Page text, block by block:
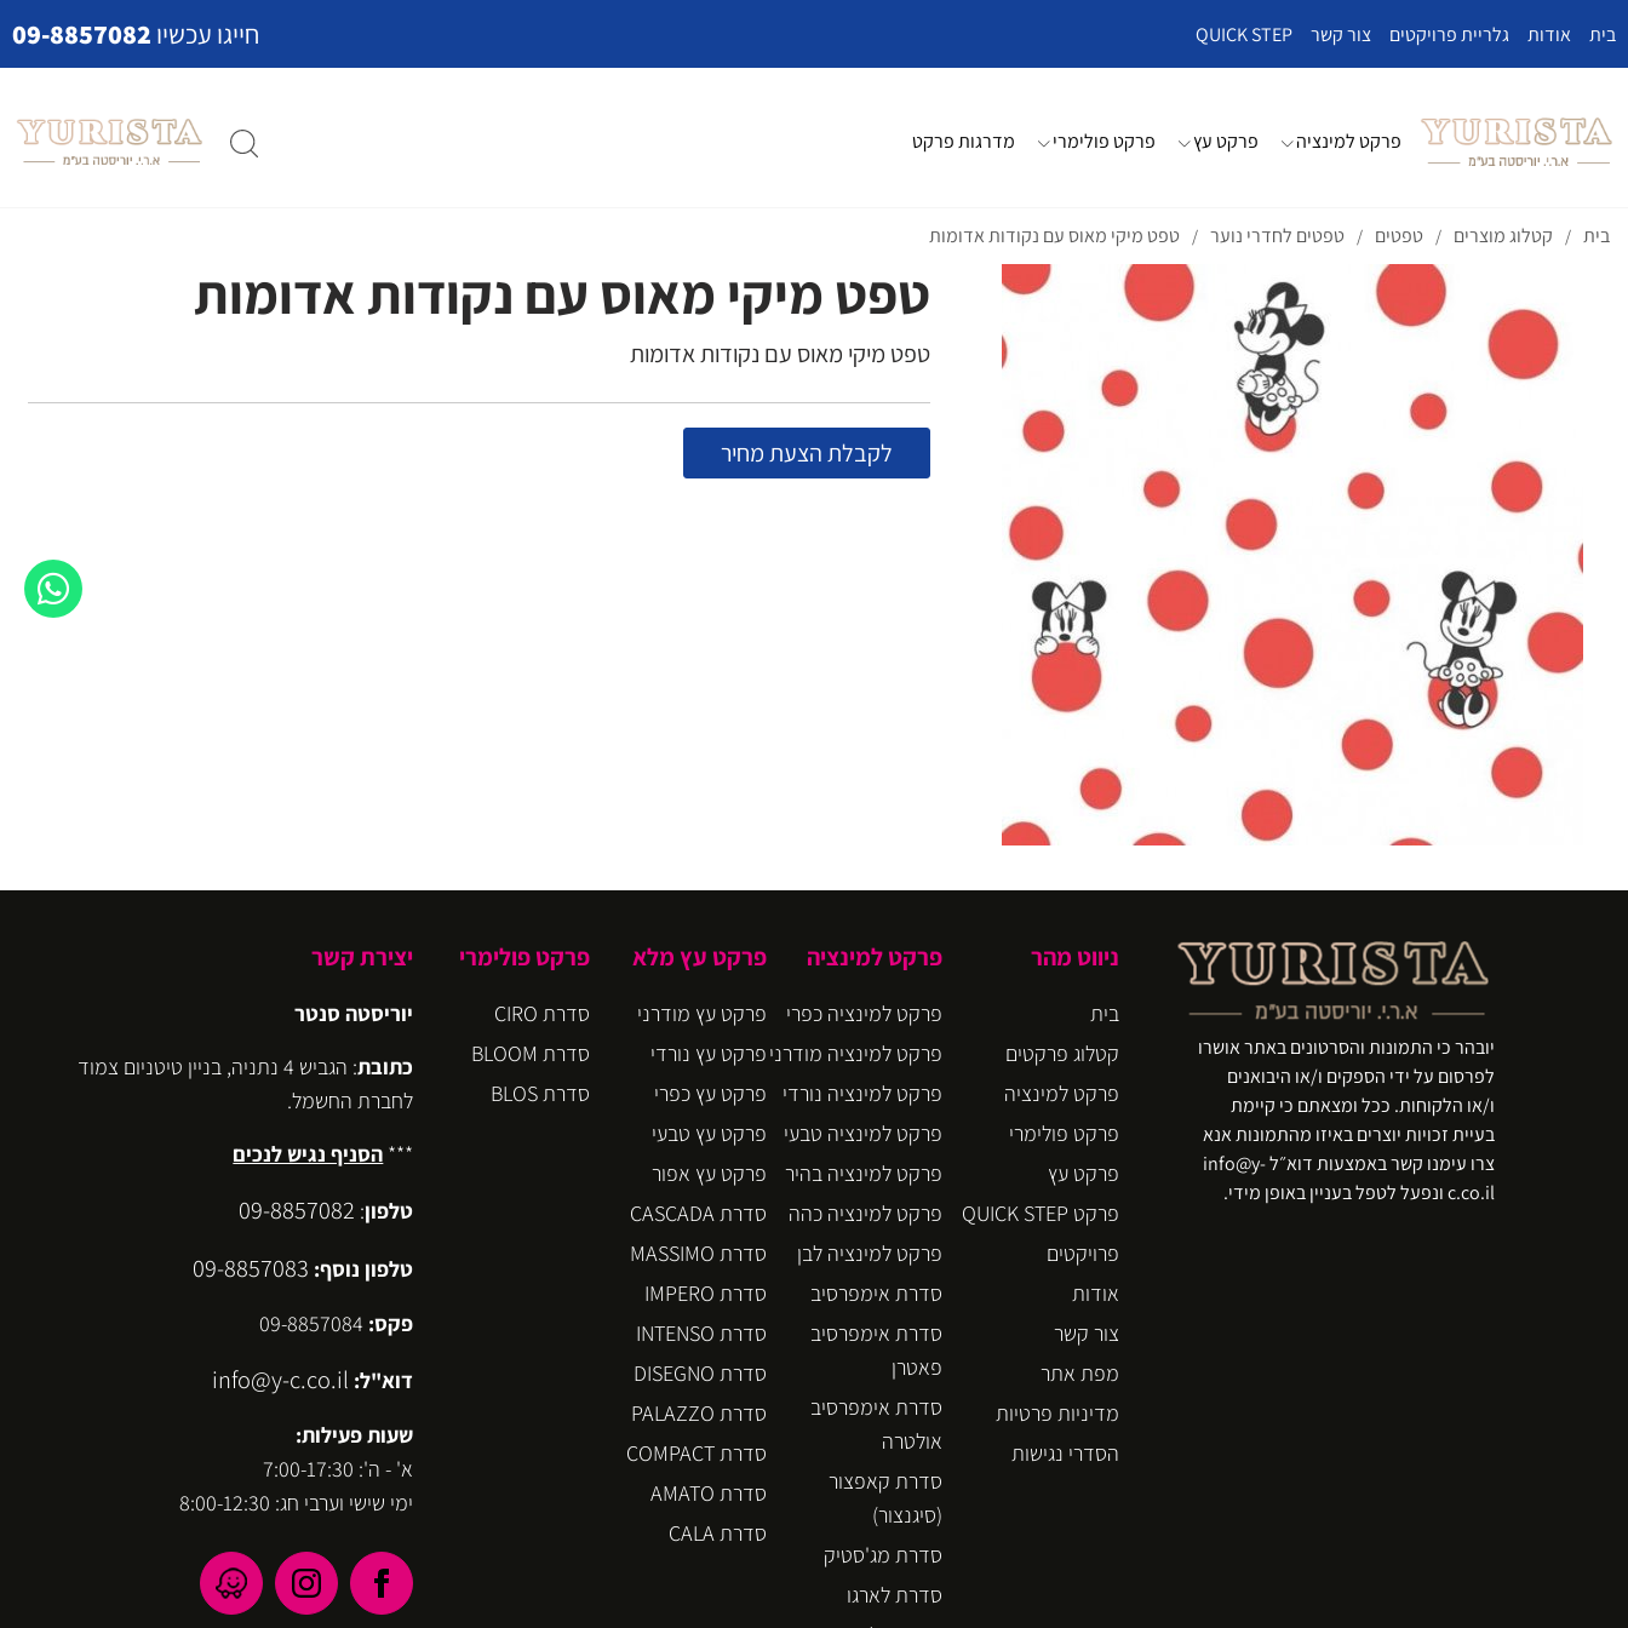
בית אודות גלריית פרויקטים צור קשר QUICK STEP חייגו עכשיו 09-8857082
פרקט למינציה פרקט עץ פרקט פולימרי מדרגות פרקט
בית / קטלוג מוצרים / טפטים / טפטים לחדרי נוער / טפט מיקי מאוס עם נקודות אדומות
טפט מיקי מאוס עם נקודות אדומות
טפט מיקי מאוס עם נקודות אדומות
לקבלת הצעת מחיר
יובהר כי התמונות והסרטונים באתר אושרו
לפרסום על ידי הספקים ו/או היבואנים
ו/או הלקוחות. ככל ומצאתם כי קיימת
בעיית זכויות יוצרים באיזו מהתמונות אנא
צרו עימנו קשר באמצעות דוא״ל info@y-
c.co.il ונפעל לטפל בעניין באופן מידי.
ניווט מהר
בית
קטלוג פרקטים
פרקט למינציה
פרקט פולימרי
פרקט עץ
פרקט QUICK STEP
פרויקטים
אודות
צור קשר
מפת אתר
מדיניות פרטיות
הסדרי נגישות
פרקט למינציה
פרקט למינציה כפרי
פרקט למינציה מודרני
פרקט למינציה נורדי
פרקט למינציה טבעי
פרקט למינציה בהיר
פרקט למינציה כהה
פרקט למינציה לבן
סדרת אימפרסיב
סדרת אימפרסיב
פאטרן
סדרת אימפרסיב
אולטרה
סדרת קאפצור
(סיגנצור)
סדרת מג'סטיק
סדרת לארגו
פרקט עץ מלא
פרקט עץ מודרני
פרקט עץ נורדי
פרקט עץ כפרי
פרקט עץ טבעי
פרקט עץ אפור
סדרת CASCADA
סדרת MASSIMO
סדרת IMPERO
סדרת INTENSO
סדרת DISEGNO
סדרת PALAZZO
סדרת COMPACT
סדרת AMATO
סדרת CALA
פרקט פולימרי
סדרת CIRO
סדרת BLOOM
סדרת BLOS
יצירת קשר
יוריסטה סנטר
כתובת
: הגביש 4 נתניה, בניין טיטניום צמוד
לחברת החשמל.
*** הסניף נגיש לנכים
טלפון:
09-8857082
טלפון נוסף: 09-8857083
פקס:
דוא"ל: info@y-c.co.il
שעות פעילות:
א' - ה': 7:00-17:30
ימי שישי וערבי חג: 8:00-12:30